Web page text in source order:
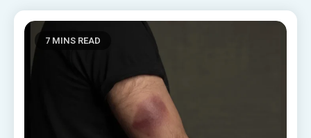
7 MINS READ